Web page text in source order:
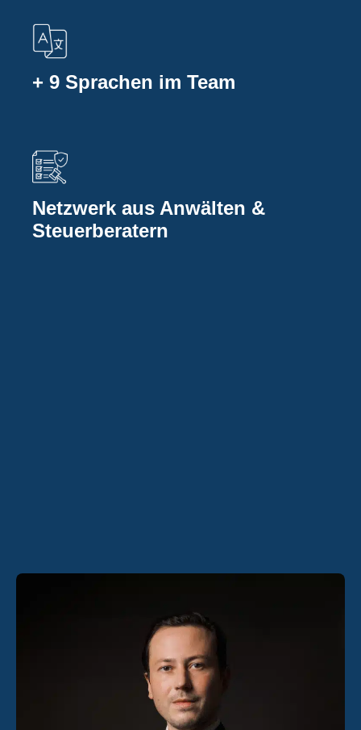
+ 9 Sprachen im Team
Netzwerk aus Anwälten &
Steuerberatern